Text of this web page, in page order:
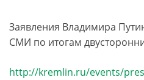
Заявления Владимира
СМИ по итогам
http://kremlin.ru/events/